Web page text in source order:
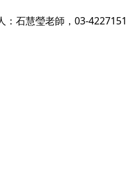
石慧瑩老師，03-4227151